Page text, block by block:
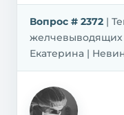
Вопрос # 2372 |
желчевыводящих
Екатерина |